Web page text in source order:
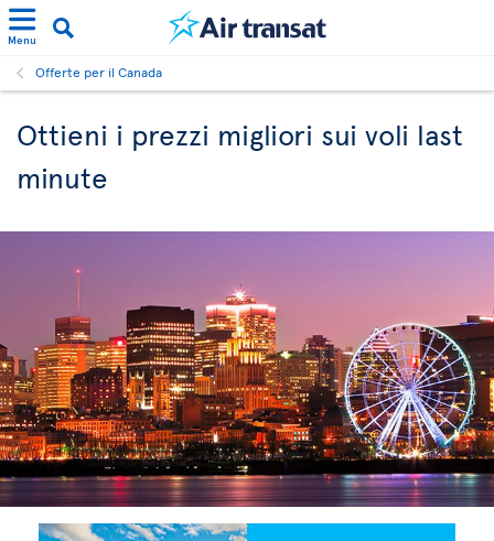
Menu
Offerte per il Canada
Ottieni i prezzi migliori sui voli last
minute